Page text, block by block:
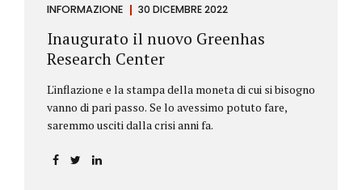
INFORMAZIONE 30 DICEMBRE 2022
Inaugurato il nuovo Greenhas
Research Center
L'inflazione e la stampa della moneta di cui si bisogno
vanno di pari passo. Se lo avessimo potuto fare,
saremmo usciti dalla crisi anni fa.